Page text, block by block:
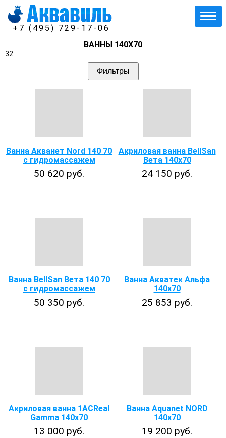
+7 (495) 729-17-06
ВАННЫ 140Х70
32
Фильтры
Ванна Акванет Nord 140 70
с гидромассажем
50 620 руб.
Акриловая ванна BellSan
Вета 140х70
24 150 руб.
Ванна BellSan Вета 140 70
с гидромассажем
50 350 руб.
Ванна Акватек Альфа
140x70
25 853 руб.
Акриловая ванна 1ACReal
Gamma 140х70
13 000 руб.
Ванна Aquanet NORD
140x70
19 200 руб.